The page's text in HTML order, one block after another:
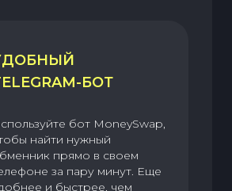
БОТ
бот MoneySwap,
найти нужный
прямо в своем
за пару минут. Еще
и быстрее, чем